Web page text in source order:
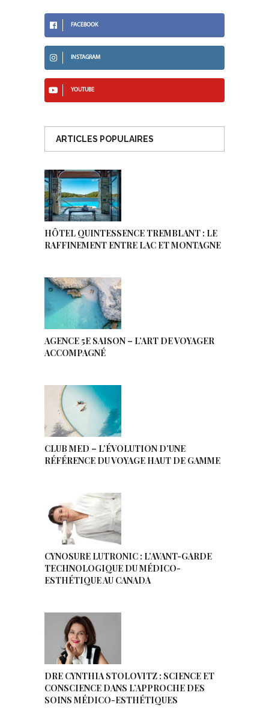
FACEBOOK
INSTAGRAM
YOUTUBE
ARTICLES POPULAIRES
HÔTEL QUINTESSENCE TREMBLANT : LE
RAFFINEMENT ENTRE LAC ET MONTAGNE
AGENCE 5E SAISON – L’ART DE VOYAGER
ACCOMPAGNÉ
CLUB MED – L’ÉVOLUTION D’UNE
RÉFÉRENCE DU VOYAGE HAUT DE GAMME
CYNOSURE LUTRONIC : L’AVANT-GARDE
TECHNOLOGIQUE DU MÉDICO-
ESTHÉTIQUE AU CANADA
DRE CYNTHIA STOLOVITZ : SCIENCE ET
CONSCIENCE DANS L’APPROCHE DES
SOINS MÉDICO-ESTHÉTIQUES